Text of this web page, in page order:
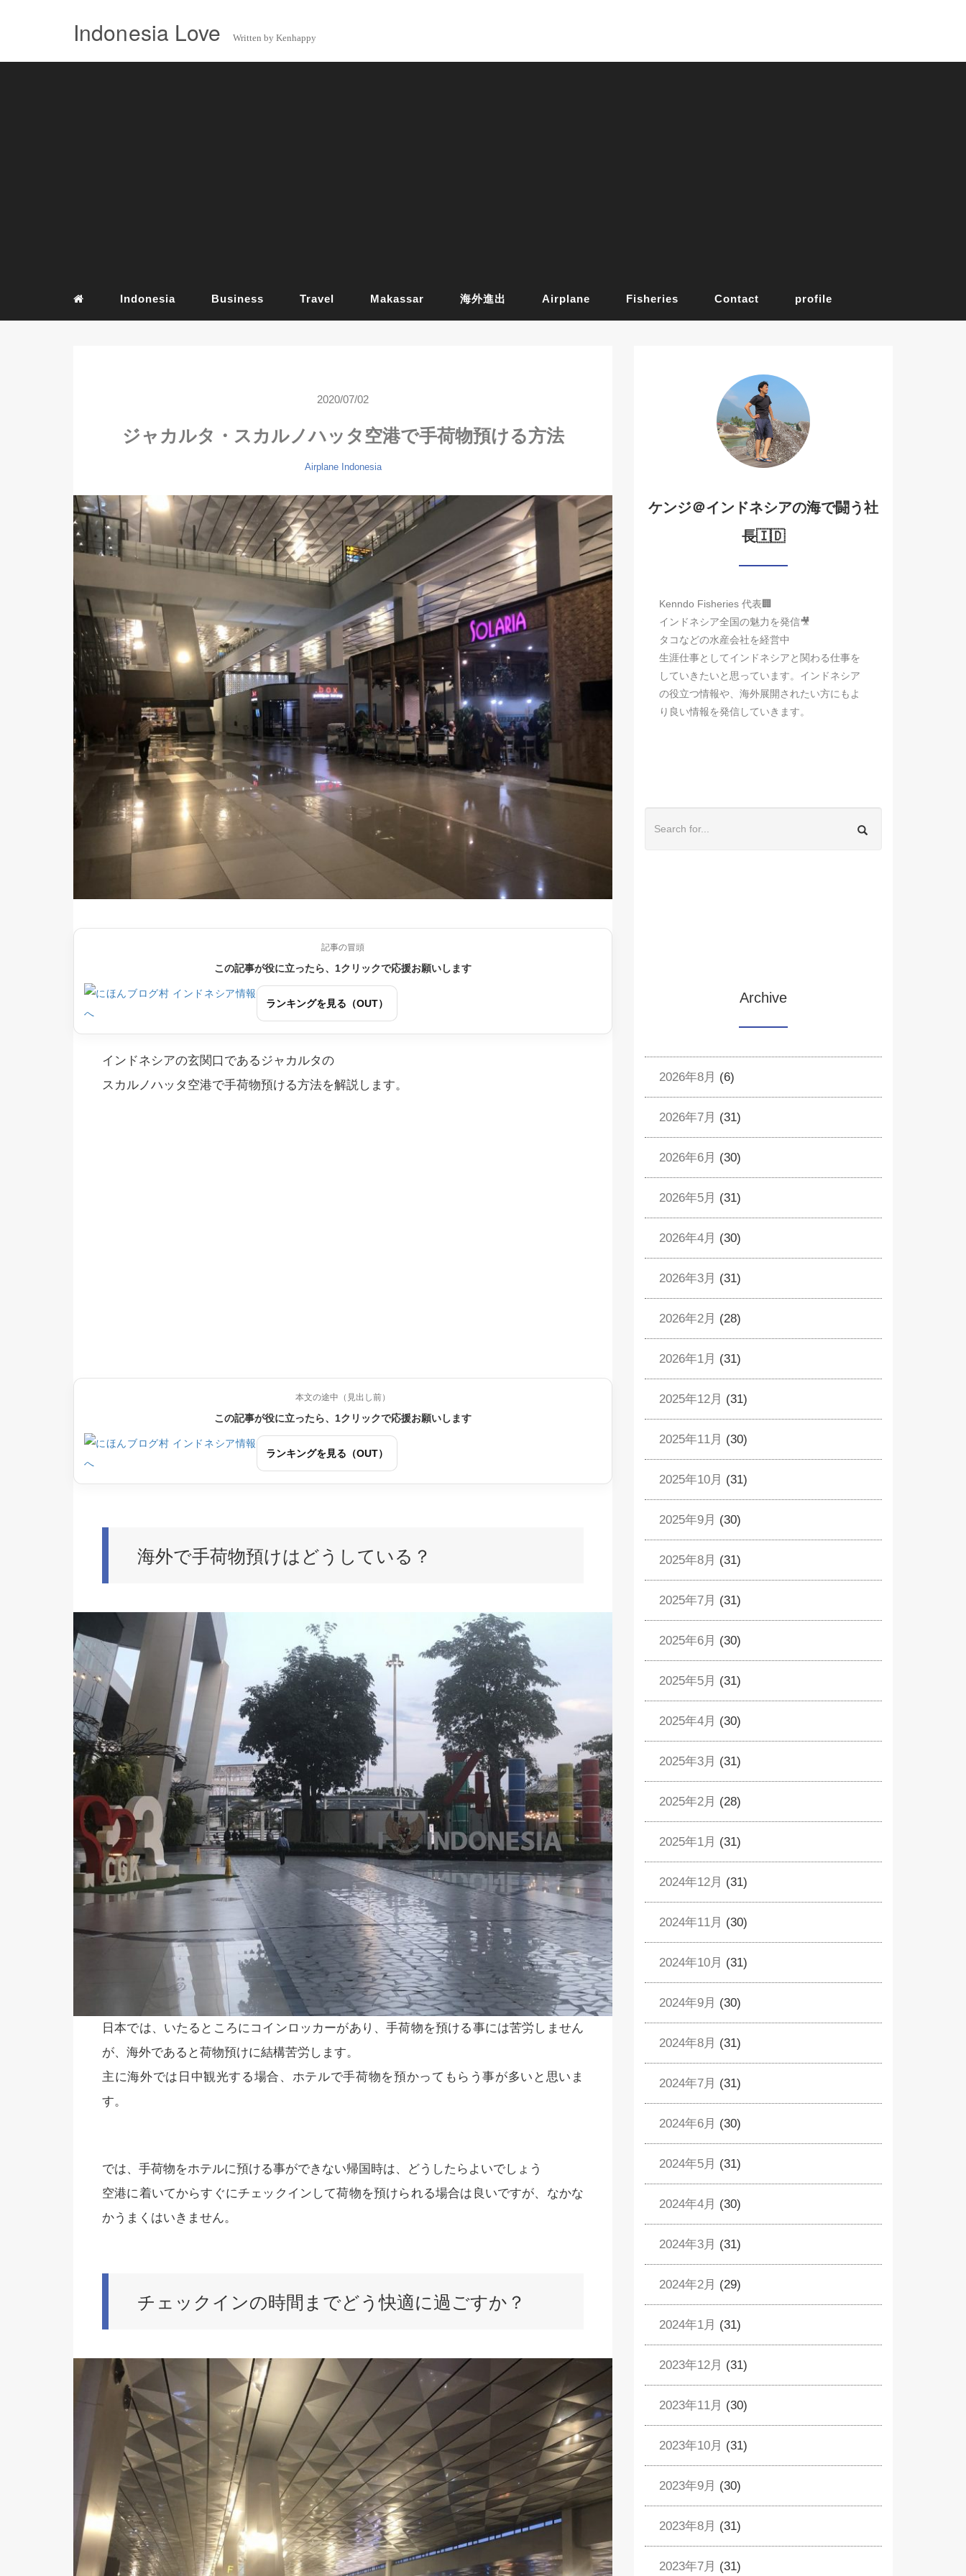
Indonesia Love Written by Kenhappy
Indonesia Business Travel Makassar 海外進出 Airplane Fisheries Contact profile
2020/07/02
ジャカルタ・スカルノハッタ空港で手荷物預ける方法
Airplane Indonesia
記事の冒頭
この記事が役に立ったら、1クリックで応援お願いします
ランキングを見る（OUT）
インドネシアの玄関口であるジャカルタの
スカルノハッタ空港で手荷物預ける方法を解説します。
本文の途中（見出し前）
この記事が役に立ったら、1クリックで応援お願いします
ランキングを見る（OUT）
海外で手荷物預けはどうしている？
日本では、いたるところにコインロッカーがあり、手荷物を預ける事には苦労しません
が、海外であると荷物預けに結構苦労します。
主に海外では日中観光する場合、ホテルで手荷物を預かってもらう事が多いと思いま
す。
では、手荷物をホテルに預ける事ができない帰国時は、どうしたらよいでしょう
空港に着いてからすぐにチェックインして荷物を預けられる場合は良いですが、なかな
かうまくはいきません。
チェックインの時間までどう快適に過ごすか？
ケンジ＠インドネシアの海で闘う社
長🇮🇩
Kenndo Fisheries 代表🏢
インドネシア全国の魅力を発信🎥
タコなどの水産会社を経営中
生涯仕事としてインドネシアと関わる仕事を
していきたいと思っています。インドネシア
の役立つ情報や、海外展開されたい方にもよ
り良い情報を発信していきます。
Archive
2026年8月 (6)
2026年7月 (31)
2026年6月 (30)
2026年5月 (31)
2026年4月 (30)
2026年3月 (31)
2026年2月 (28)
2026年1月 (31)
2025年12月 (31)
2025年11月 (30)
2025年10月 (31)
2025年9月 (30)
2025年8月 (31)
2025年7月 (31)
2025年6月 (30)
2025年5月 (31)
2025年4月 (30)
2025年3月 (31)
2025年2月 (28)
2025年1月 (31)
2024年12月 (31)
2024年11月 (30)
2024年10月 (31)
2024年9月 (30)
2024年8月 (31)
2024年7月 (31)
2024年6月 (30)
2024年5月 (31)
2024年4月 (30)
2024年3月 (31)
2024年2月 (29)
2024年1月 (31)
2023年12月 (31)
2023年11月 (30)
2023年10月 (31)
2023年9月 (30)
2023年8月 (31)
2023年7月 (31)